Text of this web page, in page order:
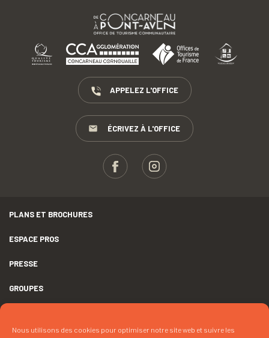
Nous utilisons des cookies pour optimiser notre site web et suivre les
APPELEZ L'OFFICE
ÉCRIVEZ À L'OFFICE
PLANS ET BROCHURES
ESPACE PROS
PRESSE
GROUPES